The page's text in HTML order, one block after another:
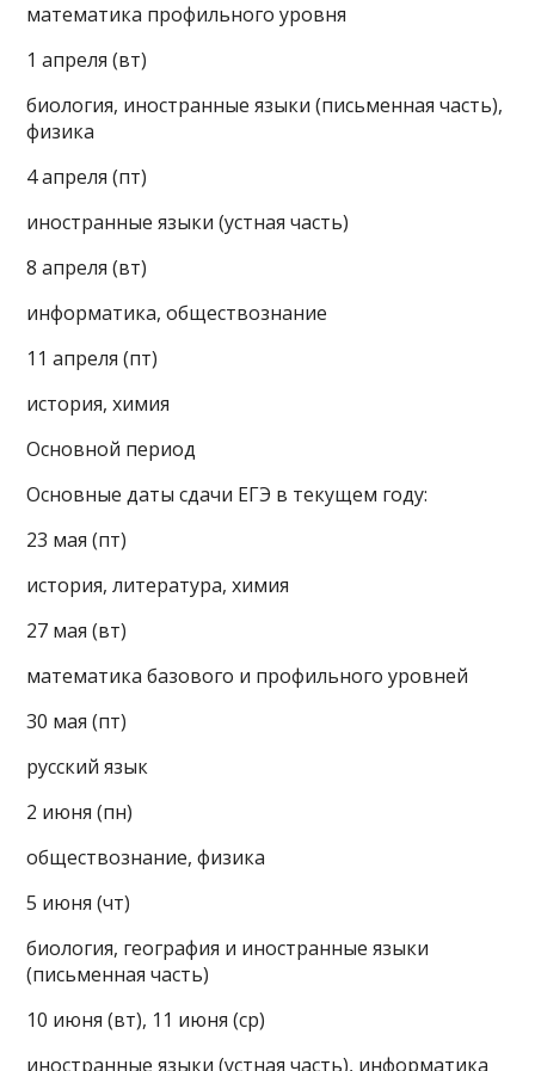
математика профильного уровня
1 апреля (вт)
биология, иностранные языки (письменная часть),
физика
4 апреля (пт)
иностранные языки (устная часть)
8 апреля (вт)
информатика, обществознание
11 апреля (пт)
история, химия
Основной период
Основные даты сдачи ЕГЭ в текущем году:
23 мая (пт)
история, литература, химия
27 мая (вт)
математика базового и профильного уровней
30 мая (пт)
русский язык
2 июня (пн)
обществознание, физика
5 июня (чт)
биология, география и иностранные языки
(письменная часть)
10 июня (вт), 11 июня (ср)
иностранные языки (устная часть), информатика